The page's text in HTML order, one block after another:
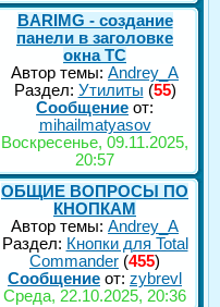
BARIMG - создание
панели в заголовке
окна TC
Автор темы: Andrey_A
Раздел: Утилиты (55)
Сообщение от:
mihailmatyasov
Воскресенье, 09.11.2025,
20:57
ОБЩИЕ ВОПРОСЫ ПО
КНОПКАМ
Автор темы: Andrey_A
Раздел: Кнопки для Total
Commander (455)
Сообщение от: zybrevl
Среда, 22.10.2025, 20:36